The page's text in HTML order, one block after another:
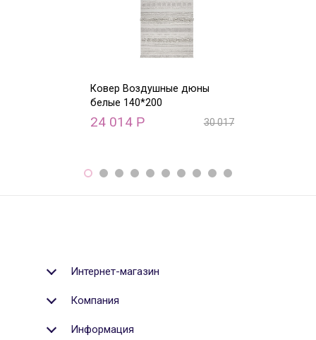
Ковер Воздушные дюны
белые 140*200
24 014 Р 30 017
Интернет-магазин
Компания
Информация